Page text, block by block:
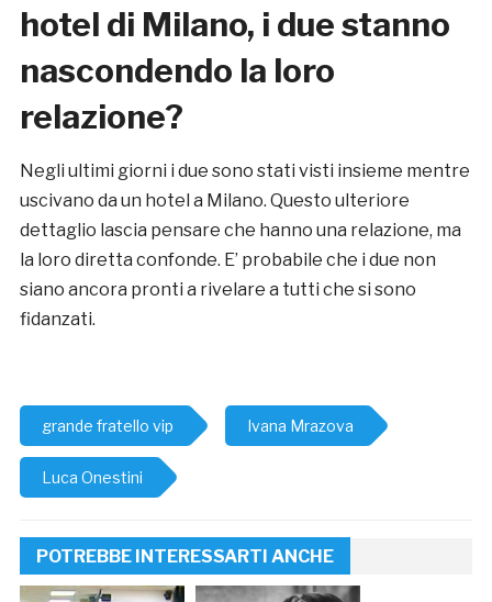
hotel di Milano, i due stanno
nascondendo la loro
relazione?
Negli ultimi giorni i due sono stati visti insieme mentre
uscivano da un hotel a Milano. Questo ulteriore
dettaglio lascia pensare che hanno una relazione, ma
la loro diretta confonde. E’ probabile che i due non
siano ancora pronti a rivelare a tutti che si sono
fidanzati.
grande fratello vip Ivana Mrazova
Luca Onestini
POTREBBE INTERESSARTI ANCHE